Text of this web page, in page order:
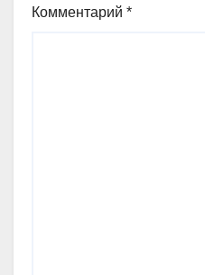
Комментарий *